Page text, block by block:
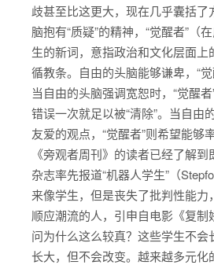
歧甚至比这更大，现在几乎囊括了
脑抱有“质疑”的精神，“觉醒者”（
生的新词，意指政治和文化层面上
循教条。自由的头脑能够谦卑，“觉
当自由的头脑强调宽恕时，“觉醒
错误一次就足以被“清除”。当自由
友爱的观点，“觉醒者”则希望能够
《旁观者周刊》的读者已经了解
杂志率先报道“机器人学生”（
来像学生，但是丧失了批判性能力
顺应潮流的人，引申自电影《复制
问为什么这么较真？这些学生不会
长大，但不会改变。越来越多元化